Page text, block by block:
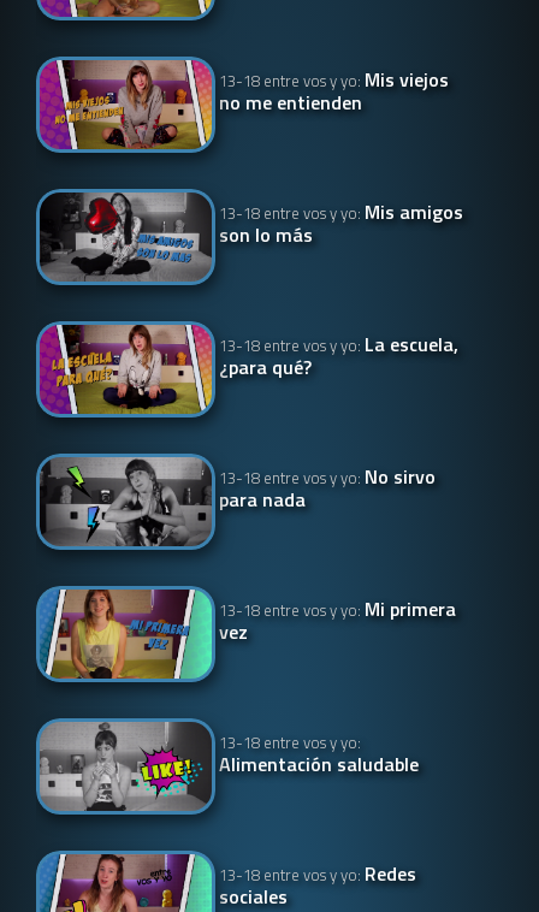
13-18 entre vos y yo: Mis viejos
no me entienden
13-18 entre vos y yo: Mis amigos
son lo más
13-18 entre vos y yo: La escuela,
¿para qué?
13-18 entre vos y yo: No sirvo
para nada
13-18 entre vos y yo: Mi primera
vez
13-18 entre vos y yo:
Alimentación saludable
13-18 entre vos y yo: Redes
sociales